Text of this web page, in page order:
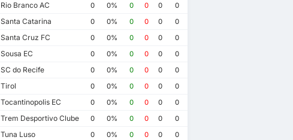
Rio Branco AC 0 0% 0 0 0
0
Santa Catarina 0 0% 0 0 0
0
Santa Cruz FC 0 0% 0 0 0
0
Sousa EC 0 0% 0 0 0
0
SC do Recife 0 0% 0 0 0
0
Tirol 0 0% 0 0 0
0
Tocantinopolis EC 0 0% 0 0 0
0
Trem Desportivo Clube 0 0% 0 0 0
0
Tuna Luso 0 0% 0 0 0
0